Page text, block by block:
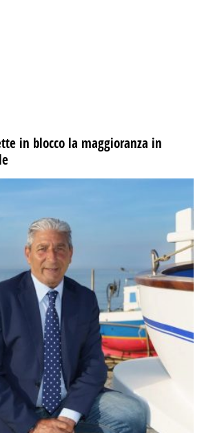
in blocco la maggioranza in